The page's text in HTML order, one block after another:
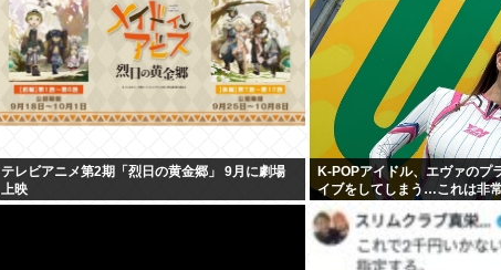
テレビアニメ第2期「烈日の黄金郷」 9月に劇場
上映
K-POPアイドル、エヴァのプ
イブをしてしまう…これは非